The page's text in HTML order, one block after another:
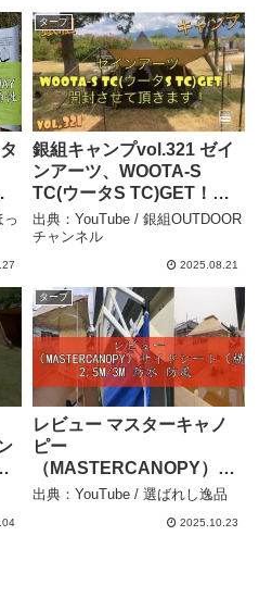
タープ
銀組キャンプvol.321 ゼイ
ンアーツ、WOOTA-S
TC(ウータS TC)GET！開
封させて頂きました！
WOOTA-S TCウータS TC
レビュー – 銀組OUTDOOR
出典：YouTube / 銀組OUTDOOR
チャンネル
2025.08.21
タープ
レビュー マスターキャノ
ピー
（MASTERCANOPY）サ
イドシート（横幕）タープ
風 UVカット遮熱 取り外し
出典：YouTube / 選ばれし逸品
2025.10.23